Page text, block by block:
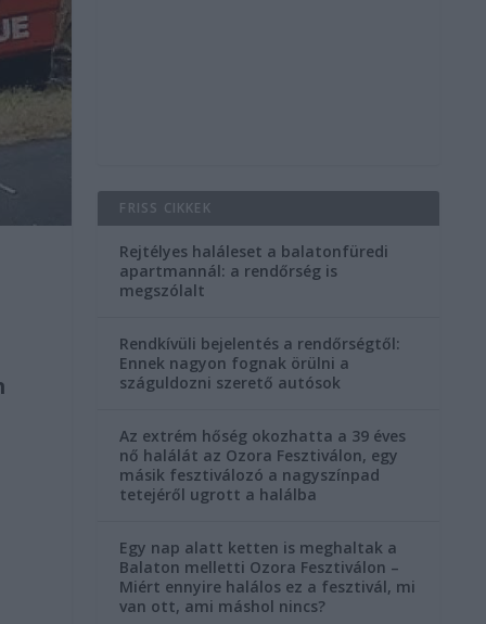
FRISS CIKKEK
Rejtélyes haláleset a balatonfüredi
apartmannál: a rendőrség is
megszólalt
Rendkívüli bejelentés a rendőrségtől:
Ennek nagyon fognak örülni a
száguldozni szerető autósok
Az extrém hőség okozhatta a 39 éves
nő halálát az Ozora Fesztiválon, egy
másik fesztiválozó a nagyszínpad
tetejéről ugrott a halálba
Egy nap alatt ketten is meghaltak a
Balaton melletti Ozora Fesztiválon –
Miért ennyire halálos ez a fesztivál, mi
van ott, ami máshol nincs?